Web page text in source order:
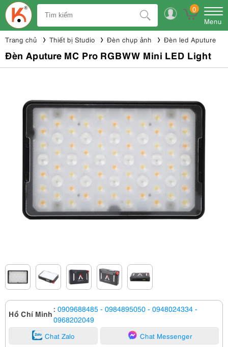
0
Menu
Trang chủ Thiết bị Studio Đèn chụp ảnh Đèn led Aputure
Đèn Aputure MC Pro RGBWW Mini LED Light
Hồ Chí Minh : 0909688485 - 0984895050 - 0948024334 -
0968202049
Chat Zalo Chat Messenger